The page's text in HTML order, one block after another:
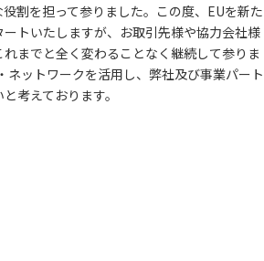
割を担って参りました。この度、EUを新た
トいたしますが、お取引先様や協力会社様
までと全く変わることなく継続して参りま
ットワークを活用し、弊社及び事業パート
考えております。